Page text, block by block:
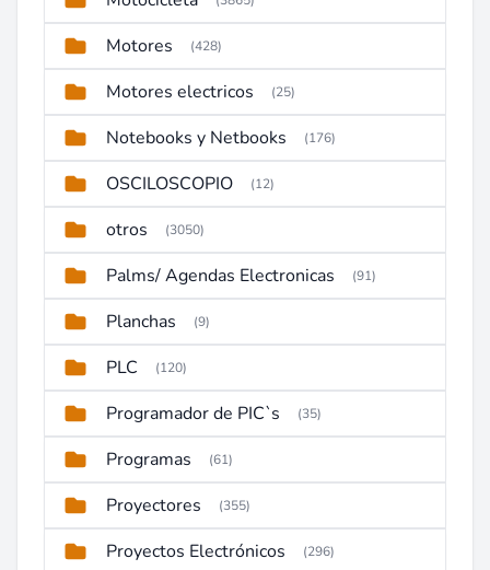
Motores (428)
Motores electricos (25)
Notebooks y Netbooks (176)
OSCILOSCOPIO (12)
otros (3050)
Palms/ Agendas Electronicas (91)
Planchas (9)
PLC (120)
Programador de PIC`s (35)
Programas (61)
Proyectores (355)
Proyectos Electrónicos (296)